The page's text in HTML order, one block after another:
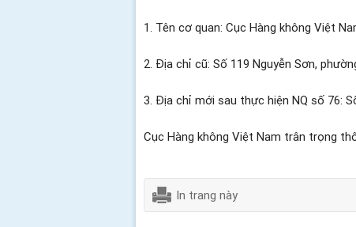
1. Tên cơ quan: Cục Hàng không Việt
2. Địa chỉ cũ: Số 119 Nguyễn Sơn,
3. Địa chỉ mới sau thực hiện NQ số 76:
Cục Hàng không Việt Nam trân trọng
In trang này